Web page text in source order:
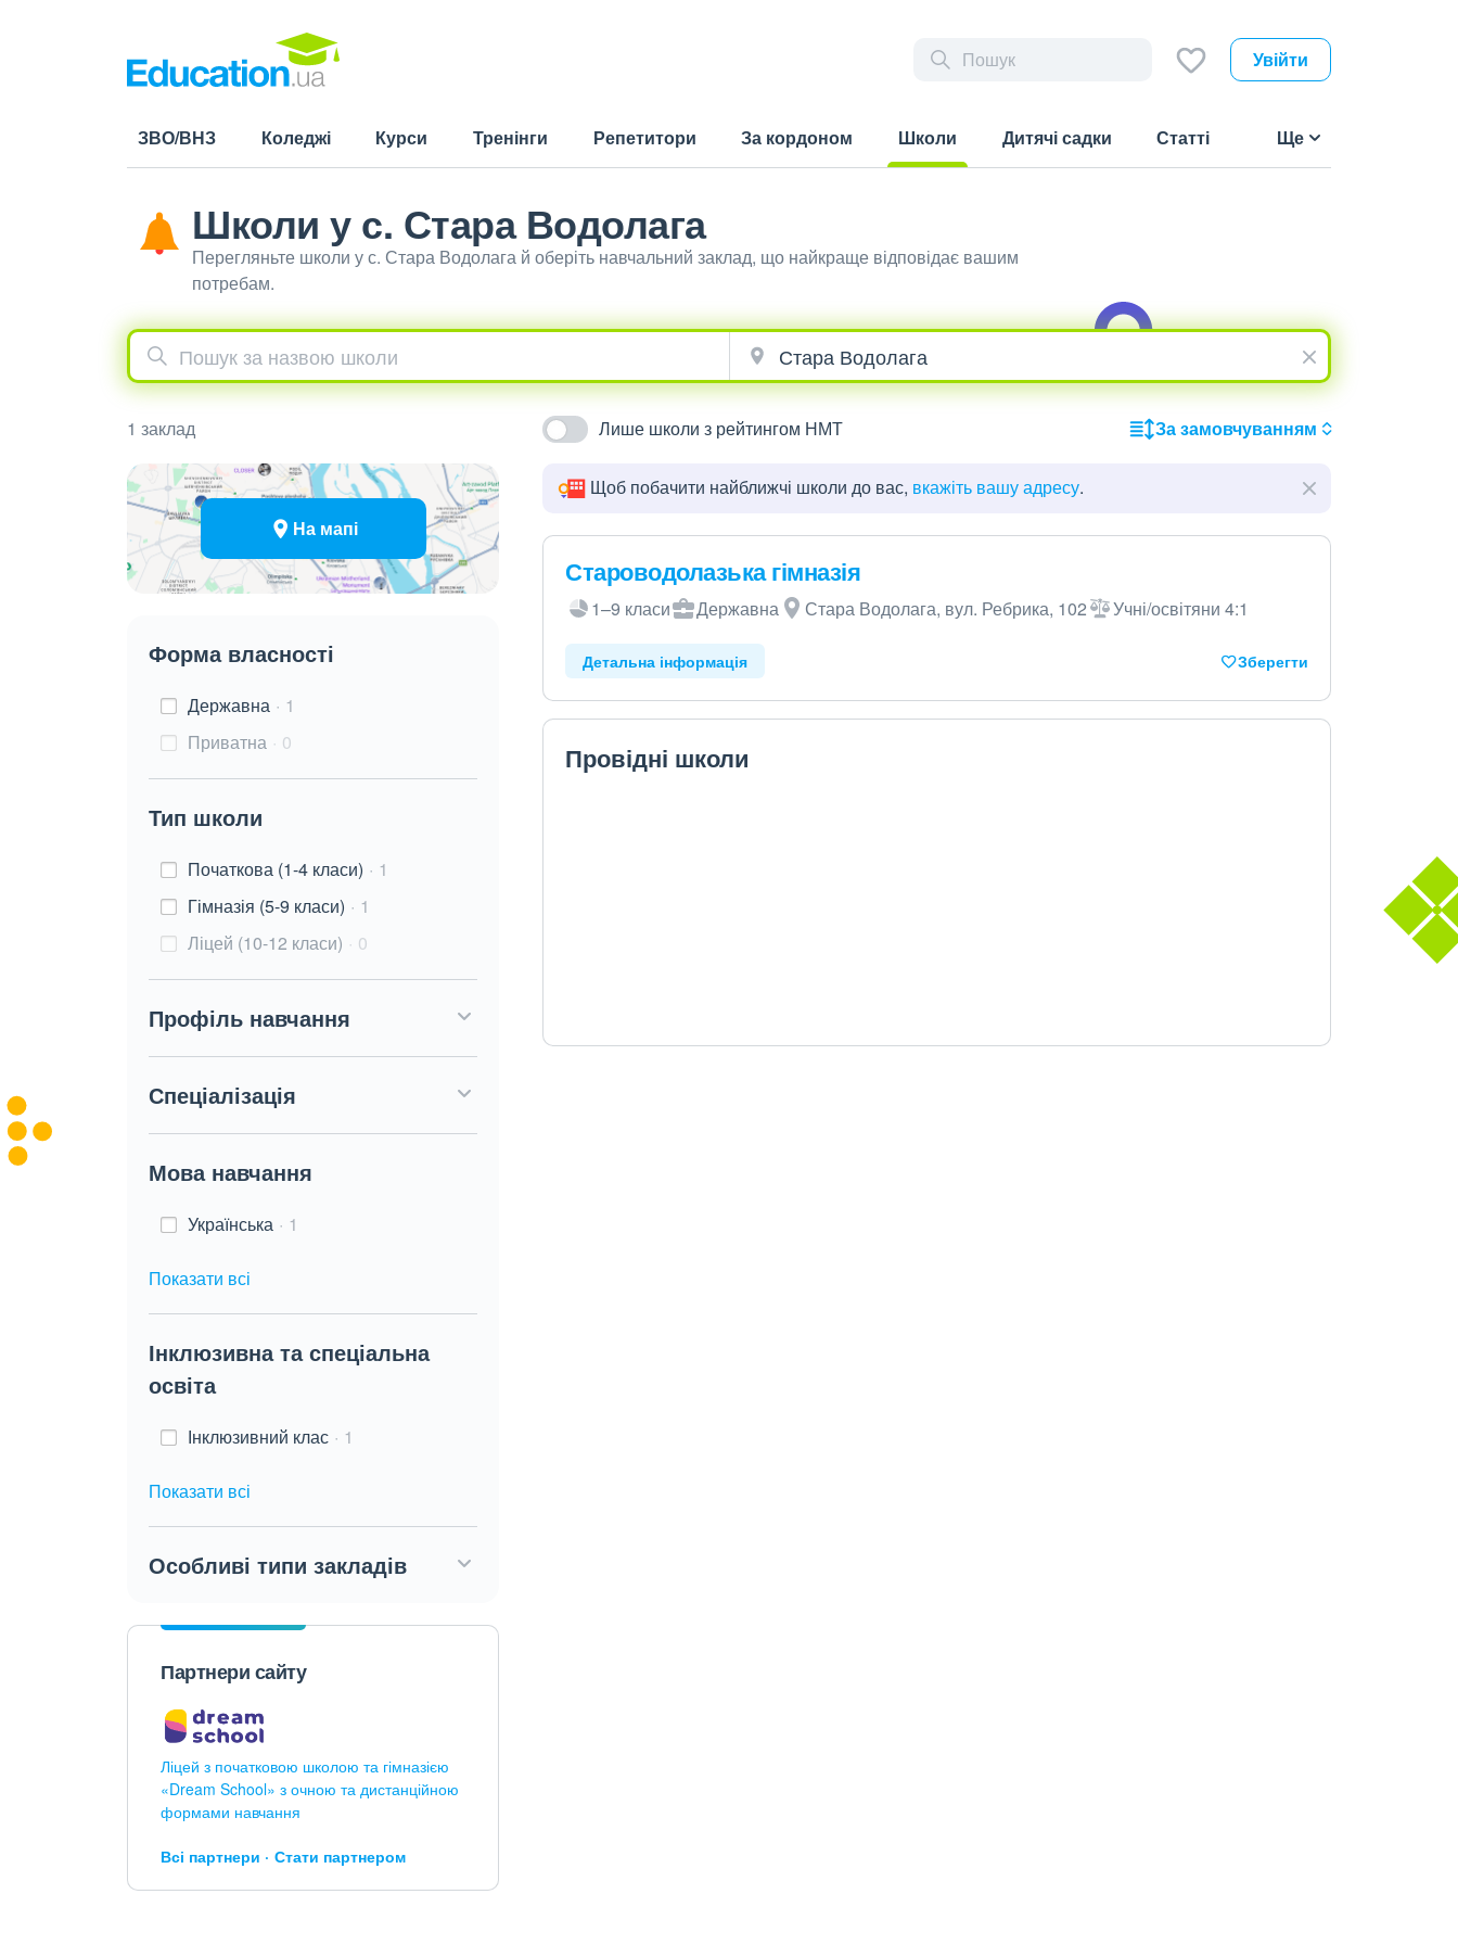
Увійти
ЗВО/ВНЗ Коледжі Курси Тренінги Репетитори За кордоном
Школи
Дитячі садки Статті Ще
Школи у с. Стара Водолага
Перегляньте школи у с. Стара Водолага й оберіть навчальний заклад, що найкраще відповідає вашим
потребам.
1 заклад Лише школи з рейтингом НМТ За замовчуванням
На мапі
Форма власності
Державна
1
Приватна
0
Тип школи
Початкова (1-4 класи)
1
Гімназія (5-9 класи)
1
Ліцей (10-12 класи)
0
Профіль навчання
Спеціалізація
Мова навчання
Українська 1
Показати всі
Інклюзивна та спеціальна
освіта
Інклюзивний клас 1
Показати всі
Особливі типи закладів
Партнери сайту
Ліцей з початковою школою та гімназією
«Dream School» з очною та дистанційною
формами навчання
Всі партнери Стати партнером
Щоб побачити найближчі школи до вас, вкажіть вашу адресу.
Староводолазька гімназія
1–9 класи Державна Стара Водолага, вул. Ребрика, 102 Учні/освітяни 4:1
Детальна інформація Зберегти
Провідні школи